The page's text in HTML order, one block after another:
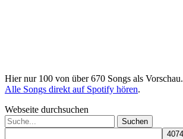
Hier nur 100 von über 670 Songs als Vorschau.
Alle Songs direkt auf Spotify hören.
Webseite durchsuchen
Suchen
nach: